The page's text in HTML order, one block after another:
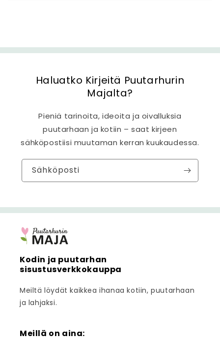
ö
Haluatko Kirjeitä Puutarhurin
Majalta?
Pieniä tarinoita, ideoita ja oivalluksia
puutarhaan ja kotiin – saat kirjeen
sähköpostiisi muutaman kerran kuukaudessa.
Sähköposti
Kodin ja puutarhan
sisustusverkkokauppa
Meiltä löydät kaikkea ihanaa kotiin, puutarhaan
ja lahjaksi.
Meillä on aina: